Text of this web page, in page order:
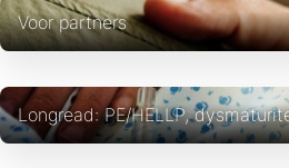
Voor partners
Longread: PE/HELLP,